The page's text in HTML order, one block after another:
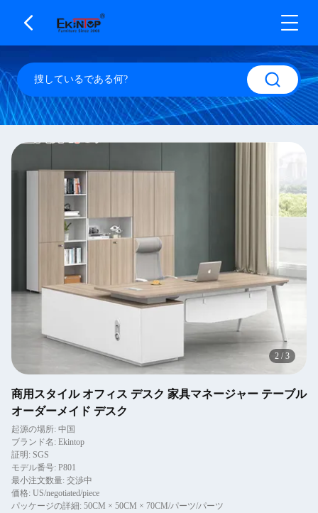
2 /3
商用スタイル オフィス デスク 家具マネージャー テーブル
オーダーメイド デスク
起源の場所: 中国
ブランド名: Ekintop
証明: SGS
モデル番号: P801
最小注文数量: 交渉中
価格: US/negotiated/piece
パッケージの詳細: 50CM × 50CM × 70CM/パーツ/パーツ